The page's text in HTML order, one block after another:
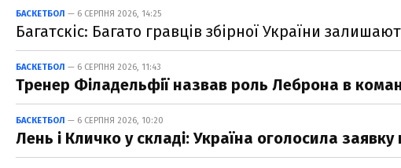
БАСКЕТБОЛ — 6 СЕРПНЯ 2026, 14:25
Багатскіс: Багато гравців збірної України
БАСКЕТБОЛ — 6 СЕРПНЯ 2026, 11:43
Тренер Філадельфії назвав роль Леброна в
БАСКЕТБОЛ — 6 СЕРПНЯ 2026, 10:20
Лень і Кличко у складі: Україна оголосила заявку